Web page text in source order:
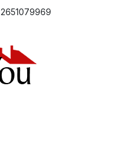
2651079969